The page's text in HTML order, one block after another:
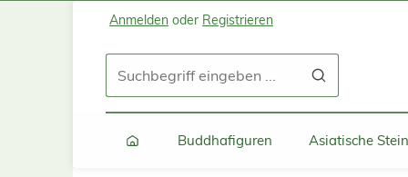
Zum Hauptinhalt springen
Zur Suche springen
Zur Hauptnavigation springen
Anmelden oder Registrieren
Buddhafiguren Asiatische